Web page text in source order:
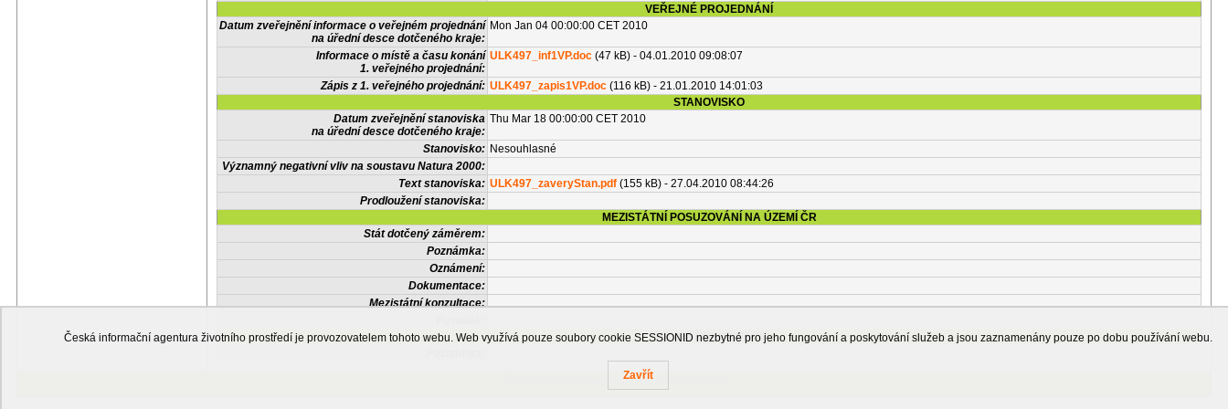
VEŘEJNÉ PROJEDNÁNÍ
Datum zveřejnění informace o veřejném projednání
na úřední desce dotčeného kraje:
Mon Jan 04 00:00:00 CET 2010
Informace o místě a času konání
1. veřejného projednání:
ULK497_inf1VP.doc (47 kB) - 04.01.2010 09:08:07
Zápis z 1. veřejného projednání: ULK497_zapis1VP.doc (116 kB) - 21.01.2010 14:01:03
STANOVISKO
Datum zveřejnění stanoviska
na úřední desce dotčeného kraje:
Thu Mar 18 00:00:00 CET 2010
Stanovisko: Nesouhlasné
Významný negativní vliv na soustavu Natura 2000:
Text stanoviska: ULK497_zaveryStan.pdf (155 kB) - 27.04.2010 08:44:26
Prodloužení stanoviska:
MEZISTÁTNÍ POSUZOVÁNÍ NA ÚZEMÍ ČR
Stát dotčený záměrem:
Poznámka:
Oznámení:
Dokumentace:
Mezistátní konzultace:
OSTATNÍ INFORMACE
Česká informační agentura životního prostředí
Česká informační agentura životního prostředí je provozovatelem tohoto webu. Web využívá pouze soubory cookie SESSIONID nezbytné pro jeho fungování a poskytování služeb a jsou zaznamenány pouze po dobu používání webu.
Zavřít